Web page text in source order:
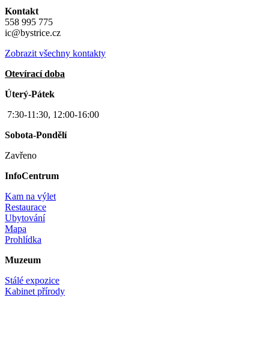
Kontakt
558 995 775
ic@bystrice.cz
Zobrazit všechny kontakty
Otevírací doba
Úterý-Pátek
7:30-11:30, 12:00-16:00
Sobota-Pondělí
Zavřeno
InfoCentrum
Kam na výlet
Restaurace
Ubytování
Mapa
Prohlídka
Muzeum
Stálé expozice
Kabinet přírody